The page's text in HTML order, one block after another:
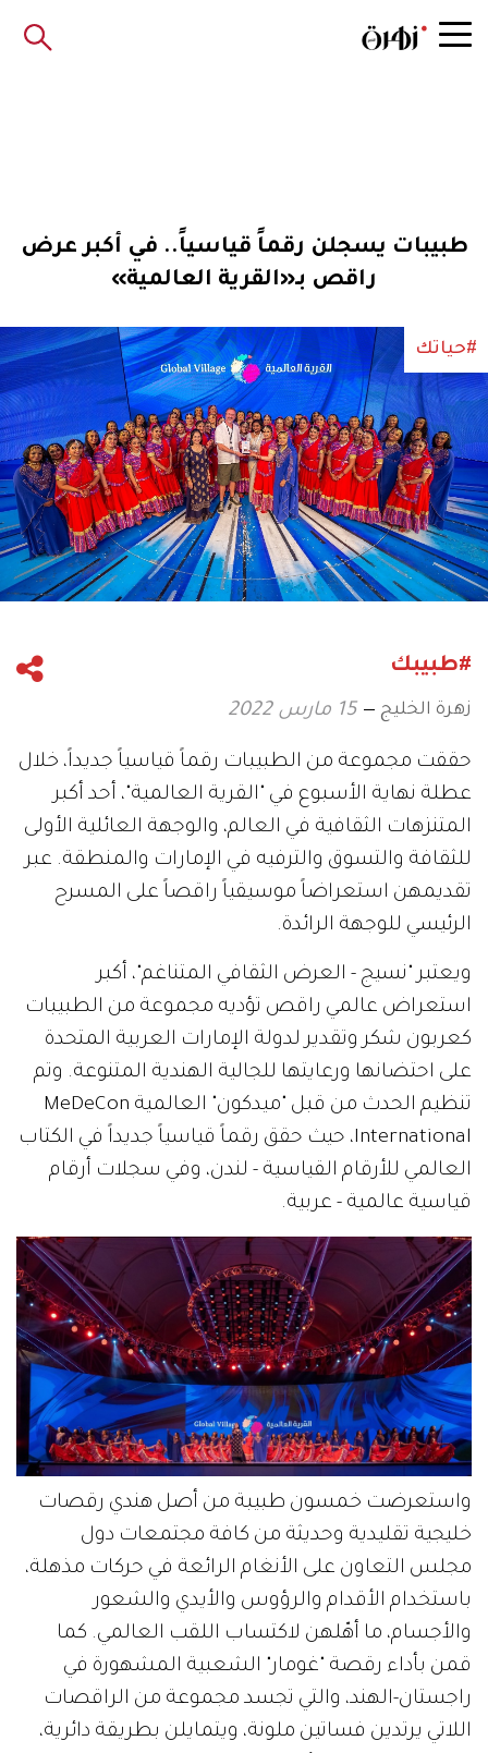
طبيبات يسجلن رقماً قياسياً.. في أكبر عرض
راقص بـ«القرية العالمية»
#حياتك
#طبيبك
زهرة الخليج 15 مارس 2022
حققت مجموعة من الطبيبات رقماً قياسياً جديداً، خلال
عطلة نهاية الأسبوع في "القرية العالمية"، أحد أكبر
المتنزهات الثقافية في العالم، والوجهة العائلية الأولى
للثقافة والتسوق والترفيه في الإمارات والمنطقة. عبر
تقديمهن استعراضاً موسيقياً راقصاً على المسرح
الرئيسي للوجهة الرائدة.
ويعتبر "نسيج - العرض الثقافي المتناغم"، أكبر
استعراض عالمي راقص تؤديه مجموعة من الطبيبات
كعربون شكر وتقدير لدولة الإمارات العربية المتحدة
على احتضانها ورعايتها للجالية الهندية المتنوعة. وتم
تنظيم الحدث من قبل "ميدكون" العالمية MeDeCon
International، حيث حقق رقماً قياسياً جديداً في الكتاب
العالمي للأرقام القياسية - لندن، وفي سجلات أرقام
قياسية عالمية - عربية.
واستعرضت خمسون طبيبة من أصل هندي رقصات
خليجية تقليدية وحديثة من كافة مجتمعات دول
مجلس التعاون على الأنغام الرائعة في حركات مذهلة،
باستخدام الأقدام والرؤوس والأيدي والشعور
والأجسام، ما أهّلهن لاكتساب اللقب العالمي. كما
قمن بأداء رقصة "غومار" الشعبية المشهورة في
راجستان-الهند، والتي تجسد مجموعة من الراقصات
اللاتي يرتدين فساتين ملونة، ويتمايلن بطريقة دائرية،